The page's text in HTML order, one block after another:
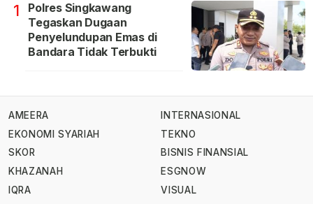
1
Polres Singkawang
Tegaskan Dugaan
Penyelundupan Emas di
Bandara Tidak Terbukti
AMEERA
EKONOMI SYARIAH
SKOR
KHAZANAH
IQRA
INTERNASIONAL
TEKNO
BISNIS FINANSIAL
ESGNOW
VISUAL